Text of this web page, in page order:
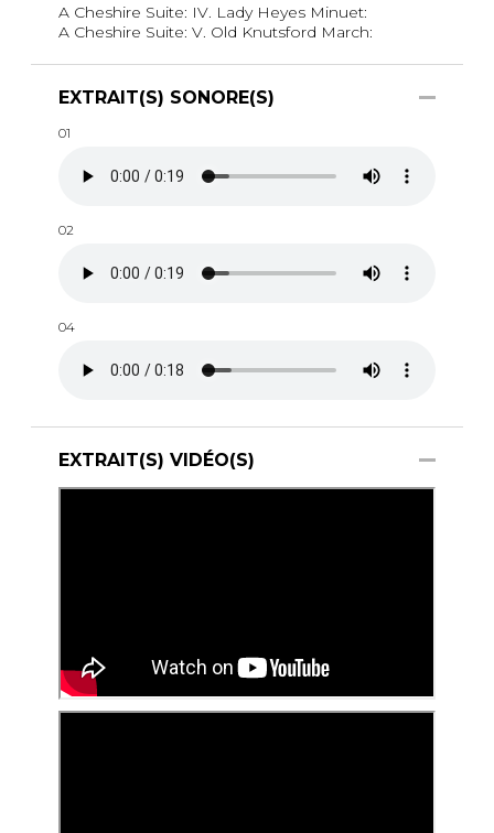
A Cheshire Suite: IV. Lady Heyes Minuet:
A Cheshire Suite: V. Old Knutsford March:
EXTRAIT(S) SONORE(S)
01
02
04
EXTRAIT(S) VIDÉO(S)